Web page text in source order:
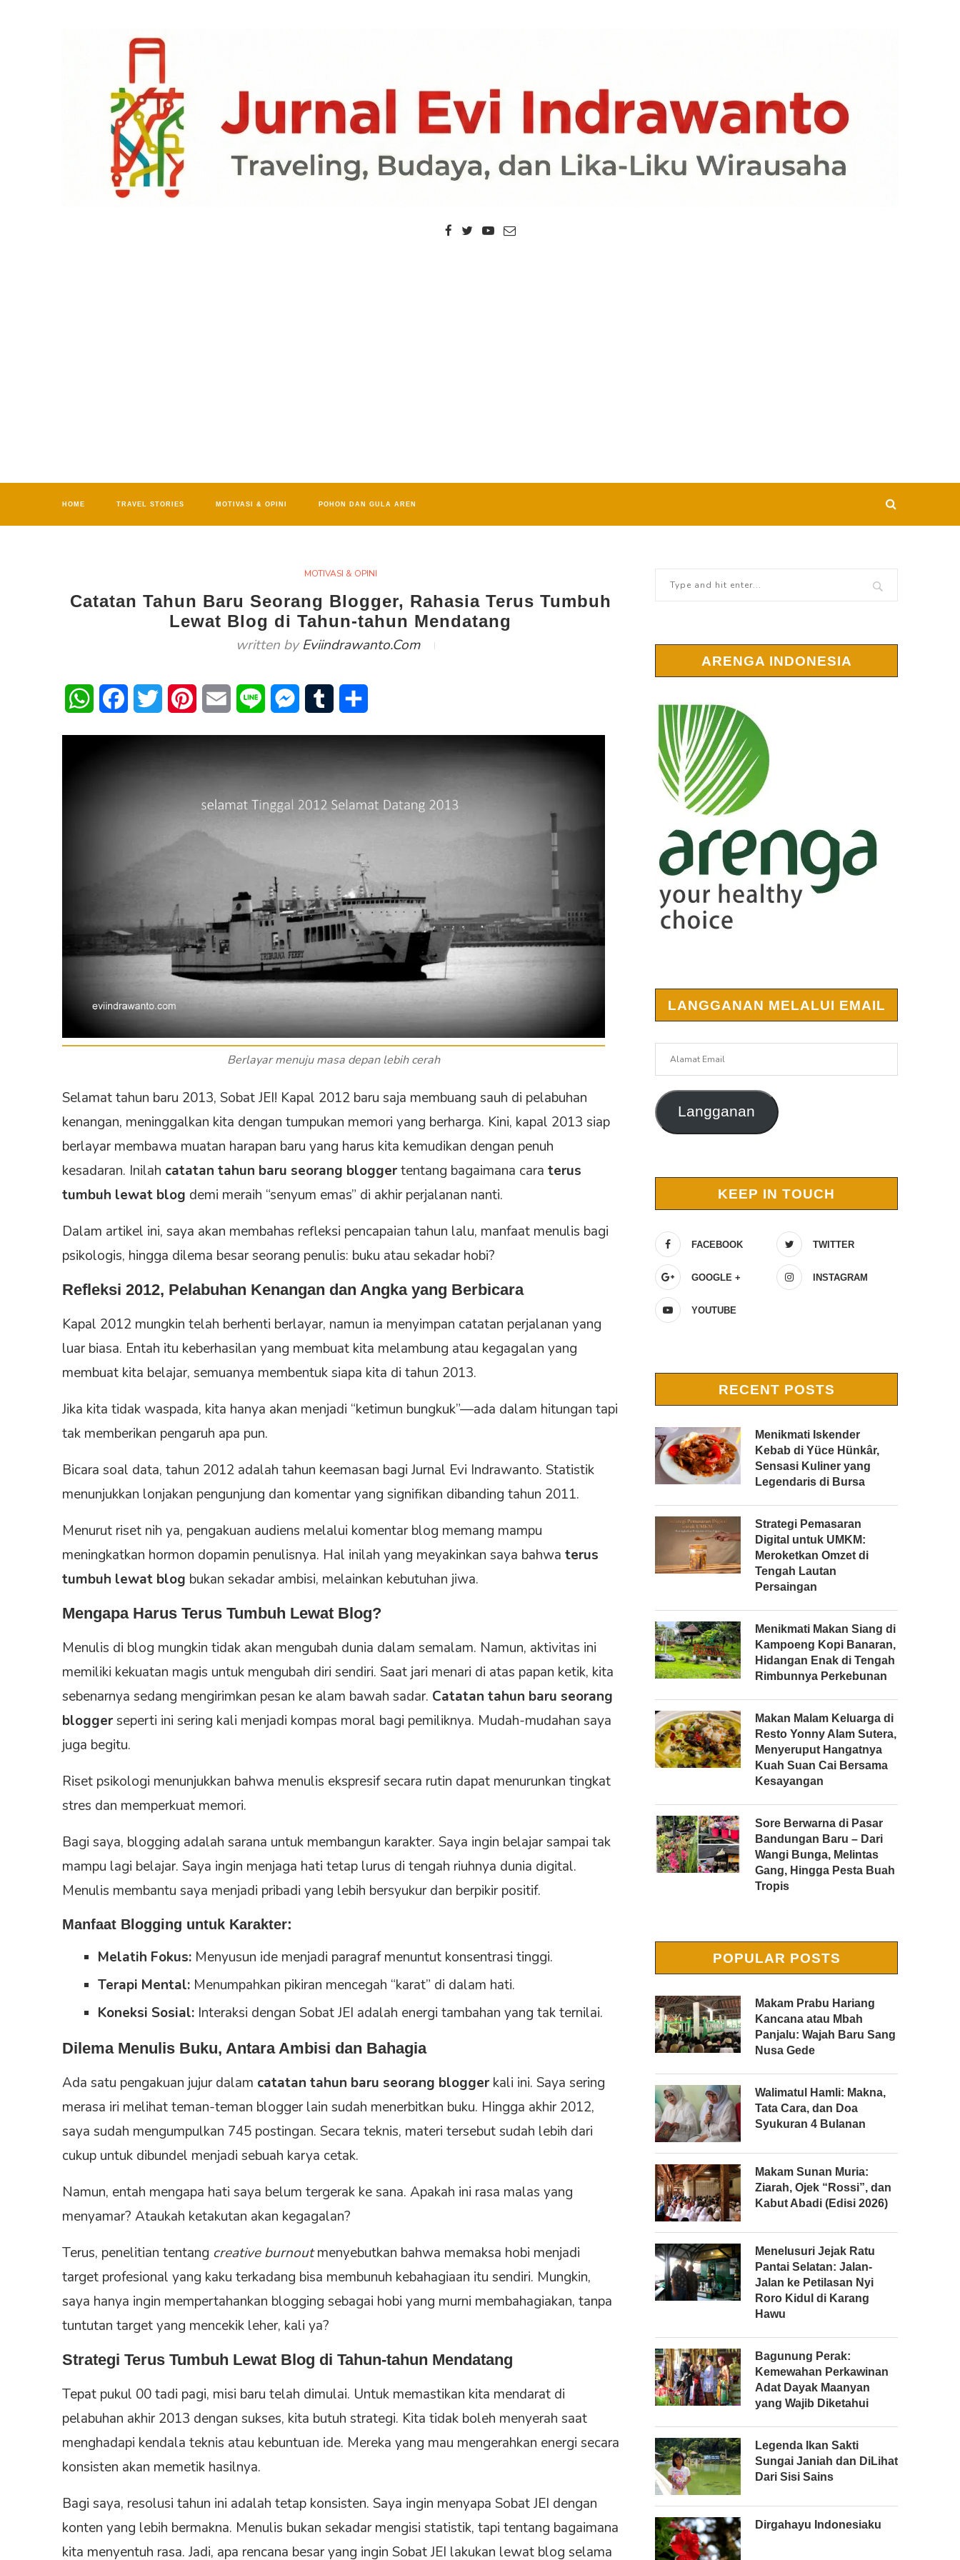
HOME TRAVEL STORIES MOTIVASI & OPINI POHON DAN GULA AREN
MOTIVASI & OPINI
Catatan Tahun Baru Seorang Blogger, Rahasia Terus Tumbuh
Lewat Blog di Tahun-tahun Mendatang
written byEviindrawanto.com
WhatsAppFacebookTwitter PinterestEmail Line Messenger
Tumblr
Berlayar menuju masa depan lebih cerah
Selamat tahun baru 2013, Sobat JEI! Kapal 2012 baru saja membuang sauh di pelabuhan
kenangan, meninggalkan kita dengan tumpukan memori yang berharga. Kini, kapal 2013 siap
berlayar membawa muatan harapan baru yang harus kita kemudikan dengan penuh
kesadaran. Inilah catatan tahun baru seorang bloggertentang bagaimana cara terus
tumbuh lewat blog demi meraih “senyum emas” di akhir perjalanan nanti.
Dalam artikel ini, saya akan membahas refleksi pencapaian tahun lalu, manfaat menulis bagi
psikologis, hingga dilema besar seorang penulis: buku atau sekadar hobi?
Refleksi 2012, Pelabuhan Kenangan dan Angka yang Berbicara
Kapal 2012 mungkin telah berhenti berlayar, namun ia menyimpan catatan perjalanan yang
luar biasa. Entah itu keberhasilan yang membuat kita melambung atau kegagalan yang
membuat kita belajar, semuanya membentuk siapa kita di tahun 2013.
Jika kita tidak waspada, kita hanya akan menjadi “ketimun bungkuk”—ada dalam hitungan tapi
tak memberikan pengaruh apa pun.
Bicara soal data, tahun 2012 adalah tahun keemasan bagi Jurnal Evi Indrawanto. Statistik
menunjukkan lonjakan pengunjung dan komentar yang signifikan dibanding tahun 2011.
Menurut riset nih ya, pengakuan audiens melalui komentar blog memang mampu
meningkatkan hormon dopamin penulisnya. Hal inilah yang meyakinkan saya bahwa terus
tumbuh lewat blog bukan sekadar ambisi, melainkan kebutuhan jiwa.
Mengapa Harus Terus Tumbuh Lewat Blog?
Menulis di blog mungkin tidak akan mengubah dunia dalam semalam. Namun, aktivitas ini
memiliki kekuatan magis untuk mengubah diri sendiri. Saat jari menari di atas papan ketik, kita
sebenarnya sedang mengirimkan pesan ke alam bawah sadar. Catatan tahun baru seorang
bloggerseperti ini sering kali menjadi kompas moral bagi pemiliknya. Mudah-mudahan saya
juga begitu.
Riset psikologi menunjukkan bahwa menulis ekspresif secara rutin dapat menurunkan tingkat
stres dan memperkuat memori.
Bagi saya, blogging adalah sarana untuk membangun karakter. Saya ingin belajar sampai tak
mampu lagi belajar. Saya ingin menjaga hati tetap lurus di tengah riuhnya dunia digital.
Menulis membantu saya menjadi pribadi yang lebih bersyukur dan berpikir positif.
Manfaat Blogging untuk Karakter:
Melatih Fokus: Menyusun ide menjadi paragraf menuntut konsentrasi tinggi.
Terapi Mental: Menumpahkan pikiran mencegah “karat” di dalam hati.
Koneksi Sosial: Interaksi dengan Sobat JEI adalah energi tambahan yang tak ternilai.
Dilema Menulis Buku, Antara Ambisi dan Bahagia
Ada satu pengakuan jujur dalam catatan tahun baru seorang blogger kali ini. Saya sering
merasa iri melihat teman-teman blogger lain sudah menerbitkan buku. Hingga akhir 2012,
saya sudah mengumpulkan 745 postingan. Secara teknis, materi tersebut sudah lebih dari
cukup untuk dibundel menjadi sebuah karya cetak.
Namun, entah mengapa hati saya belum tergerak ke sana. Apakah ini rasa malas yang
menyamar? Ataukah ketakutan akan kegagalan?
Terus, penelitian tentang creative burnoutmenyebutkan bahwa memaksa hobi menjadi
target profesional yang kaku terkadang bisa membunuh kebahagiaan itu sendiri. Mungkin,
saya hanya ingin mempertahankan blogging sebagai hobi yang murni membahagiakan, tanpa
tuntutan target yang mencekik leher, kali ya?
Strategi Terus Tumbuh Lewat Blog di Tahun-tahun Mendatang
Tepat pukul 00 tadi pagi, misi baru telah dimulai. Untuk memastikan kita mendarat di
pelabuhan akhir 2013 dengan sukses, kita butuh strategi. Kita tidak boleh menyerah saat
menghadapi kendala teknis atau kebuntuan ide. Mereka yang mau mengerahkan energi secara
konsisten akan memetik hasilnya.
Bagi saya, resolusi tahun ini adalah tetap konsisten. Saya ingin menyapa Sobat JEI dengan
konten yang lebih bermakna. Menulis bukan sekadar mengisi statistik, tapi tentang bagaimana
kita menyentuh rasa. Jadi, apa rencana besar yang ingin Sobat JEI lakukan lewat blog selama
ARENGA INDONESIA
LANGGANAN MELALUI EMAIL
Langganan
KEEP IN TOUCH
FACEBOOK TWITTER
GOOGLE + INSTAGRAM
YOUTUBE
RECENT POSTS
Menikmati Iskender
Kebab di Yüce Hünkâr,
Sensasi Kuliner yang
Legendaris di Bursa
Strategi Pemasaran
Digital untuk UMKM:
Meroketkan Omzet di
Tengah Lautan
Persaingan
Menikmati Makan Siang di
Kampoeng Kopi Banaran,
Hidangan Enak di Tengah
Rimbunnya Perkebunan
Makan Malam Keluarga di
Resto Yonny Alam Sutera,
Menyeruput Hangatnya
Kuah Suan Cai Bersama
Kesayangan
Sore Berwarna di Pasar
Bandungan Baru – Dari
Wangi Bunga, Melintas
Gang, Hingga Pesta Buah
Tropis
POPULAR POSTS
Makam Prabu Hariang
Kancana atau Mbah
Panjalu: Wajah Baru Sang
Nusa Gede
Walimatul Hamli: Makna,
Tata Cara, dan Doa
Syukuran 4 Bulanan
Makam Sunan Muria:
Ziarah, Ojek “Rossi”, dan
Kabut Abadi (Edisi 2026)
Menelusuri Jejak Ratu
Pantai Selatan: Jalan-
Jalan ke Petilasan Nyi
Roro Kidul di Karang
Hawu
Bagunung Perak:
Kemewahan Perkawinan
Adat Dayak Maanyan
yang Wajib Diketahui
Legenda Ikan Sakti
Sungai Janiah dan DiLihat
Dari Sisi Sains
Dirgahayu Indonesiaku